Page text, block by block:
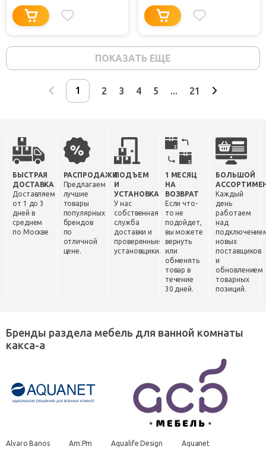
ПОКАЗАТЬ ЕЩЕ
2 3 4 5 ... 21
БЫСТРАЯ
ДОСТАВКА
Доставляем
от 1 до 3
дней в
среднем
по Москве
РАСПРОДАЖИ
Предлагаем
лучшие
товары
популярных
брендов
по
отличной
цене.
ПОДЪЕМ
И
УСТАНОВКА
У нас
собственная
служба
доставки и
проверенные
установщики.
1 МЕСЯЦ
НА
ВОЗВРАТ
Если что-
то не
подойдет,
вы можете
вернуть
или
обменять
товар в
течение
30 дней.
БОЛЬШОЙ
Каждый
день
работаем
над
новых
поставщиков
и
обновлением
товарных
позиций.
Бренды раздела мебель для ванной комнаты
какса-а
Alvaro Banos Am.Pm Aqualife Design Aquanet